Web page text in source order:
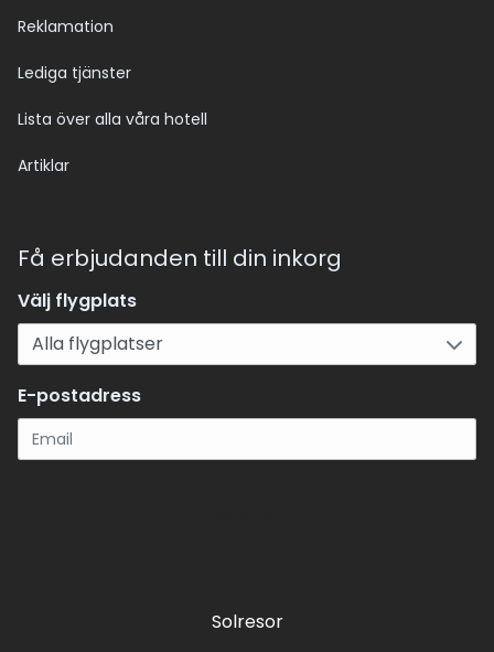
Reklamation
Lediga tjänster
Lista över alla våra hotell
Artiklar
Få erbjudanden till din inkorg
Välj flygplats
E-postadress
Solresor